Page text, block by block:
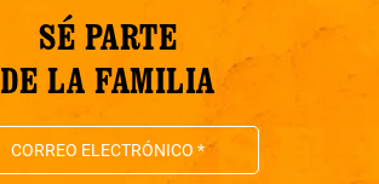
SÉ PARTE
DE LA FAMILIA